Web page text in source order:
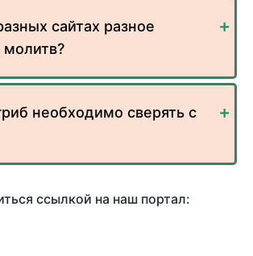
сайтах разное
молитв?
необходимо сверять с
ссылкой на наш портал: